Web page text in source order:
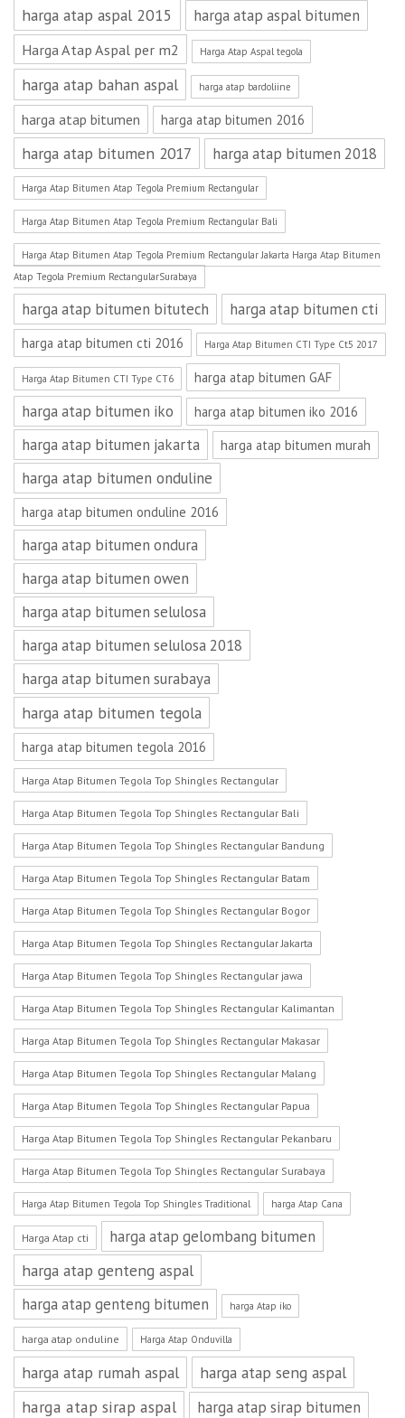
harga atap aspal 2015
harga atap aspal bitumen
Harga Atap Aspal per m2 Harga Atap Aspal tegola
harga atap bahan aspal harga atap bardoliine
harga atap bitumen harga atap bitumen 2016
harga atap bitumen 2017 harga atap bitumen 2018
Harga Atap Bitumen Atap Tegola Premium Rectangular
Harga Atap Bitumen Atap Tegola Premium Rectangular Bali
Harga Atap Bitumen Atap Tegola Premium Rectangular Jakarta Harga Atap Bitumen
Atap Tegola Premium RectangularSurabaya
harga atap bitumen bitutech harga atap bitumen cti
harga atap bitumen cti 2016 Harga Atap Bitumen CTI Type Ct5 2017
Harga Atap Bitumen CTI Type CT6 harga atap bitumen GAF
harga atap bitumen iko harga atap bitumen iko 2016
harga atap bitumen jakarta harga atap bitumen murah
harga atap bitumen onduline
harga atap bitumen onduline 2016
harga atap bitumen ondura
harga atap bitumen owen
harga atap bitumen selulosa
harga atap bitumen selulosa 2018
harga atap bitumen surabaya
harga atap bitumen tegola
harga atap bitumen tegola 2016
Harga Atap Bitumen Tegola Top Shingles Rectangular
Harga Atap Bitumen Tegola Top Shingles Rectangular Bali
Harga Atap Bitumen Tegola Top Shingles Rectangular Bandung
Harga Atap Bitumen Tegola Top Shingles Rectangular Batam
Harga Atap Bitumen Tegola Top Shingles Rectangular Bogor
Harga Atap Bitumen Tegola Top Shingles Rectangular Jakarta
Harga Atap Bitumen Tegola Top Shingles Rectangular jawa
Harga Atap Bitumen Tegola Top Shingles Rectangular Kalimantan
Harga Atap Bitumen Tegola Top Shingles Rectangular Makasar
Harga Atap Bitumen Tegola Top Shingles Rectangular Malang
Harga Atap Bitumen Tegola Top Shingles Rectangular Papua
Harga Atap Bitumen Tegola Top Shingles Rectangular Pekanbaru
Harga Atap Bitumen Tegola Top Shingles Rectangular Surabaya
Harga Atap Bitumen Tegola Top Shingles Traditional harga Atap Cana
Harga Atap cti harga atap gelombang bitumen
harga atap genteng aspal
harga atap genteng bitumen harga Atap iko
harga atap onduline Harga Atap Onduvilla
harga atap rumah aspal
harga atap seng aspal
harga atap sirap aspal
harga atap sirap bitumen